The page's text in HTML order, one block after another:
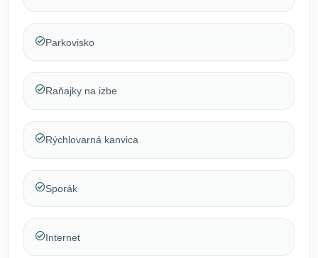
Parkovisko
Raňajky na izbe
Rýchlovarná kanvica
Sporák
Internet